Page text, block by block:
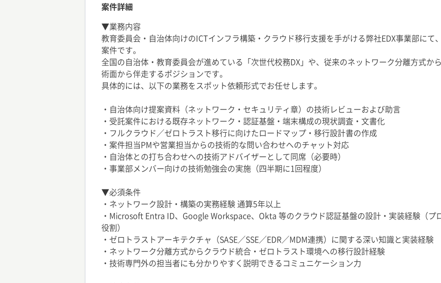
案件詳細
▼業務内容
教育委員会・自治体向けのICTインフラ構築・クラウド移行支援を手がける弊社EDX事業部にて
案件です。
全国の自治体・教育委員会が進めている「次世代校務DX」や、従来のネットワーク分離方式か
術面から伴走するポジションです。
具体的には、以下の業務をスポット依頼形式でお任せします。
・自治体向け提案資料（ネットワーク・セキュリティ章）の技術レビューおよび助言
・受託案件における既存ネットワーク・認証基盤・端末構成の現状調査・文書化
・フルクラウド／ゼロトラスト移行に向けたロードマップ・移行設計書の作成
・案件担当PMや営業担当からの技術的な問い合わせへのチャット対応
・自治体との打ち合わせへの技術アドバイザーとして同席（必要時）
・事業部メンバー向けの技術勉強会の実施（四半期に1回程度）
▼必須条件
・ネットワーク設計・構築の実務経験 通算5年以上
・Microsoft Entra ID、Google Workspace、Okta 等のクラウド認証基盤の設計・実装経験（プ
役割）
・ゼロトラストアーキテクチャ（SASE／SSE／EDR／MDM連携）に関する深い知識と実装経験
・ネットワーク分離方式からクラウド統合・ゼロトラスト環境への移行設計経験
・技術専門外の担当者にも分かりやすく説明できるコミュニケーション力